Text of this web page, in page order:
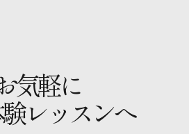
気軽に
レッスンへ